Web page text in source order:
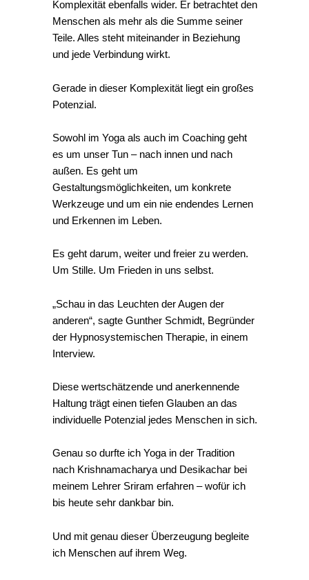
Komplexität ebenfalls wider. Er betrachtet den
Menschen als mehr als die Summe seiner
Teile. Alles steht miteinander in Beziehung
und jede Verbindung wirkt.
Gerade in dieser Komplexität liegt ein großes
Potenzial.
Sowohl im Yoga als auch im Coaching geht
es um unser Tun – nach innen und nach
außen. Es geht um
Gestaltungsmöglichkeiten, um konkrete
Werkzeuge und um ein nie endendes Lernen
und Erkennen im Leben.
Es geht darum, weiter und freier zu werden.
Um Stille. Um Frieden in uns selbst.
„Schau in das Leuchten der Augen der
anderen“, sagte Gunther Schmidt, Begründer
der Hypnosystemischen Therapie, in einem
Interview.
Diese wertschätzende und anerkennende
Haltung trägt einen tiefen Glauben an das
individuelle Potenzial jedes Menschen in sich.
Genau so durfte ich Yoga in der Tradition
nach Krishnamacharya und Desikachar bei
meinem Lehrer Sriram erfahren – wofür ich
bis heute sehr dankbar bin.
Und mit genau dieser Überzeugung begleite
ich Menschen auf ihrem Weg.